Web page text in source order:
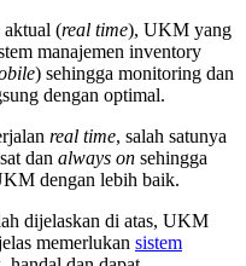
aktual (real time), UKM yang
manajemen inventory
) sehingga monitoring dan
dengan optimal.
real time, salah satunya
dan always on sehingga
dengan lebih baik.
dijelaskan di atas, UKM
memerlukan sistem